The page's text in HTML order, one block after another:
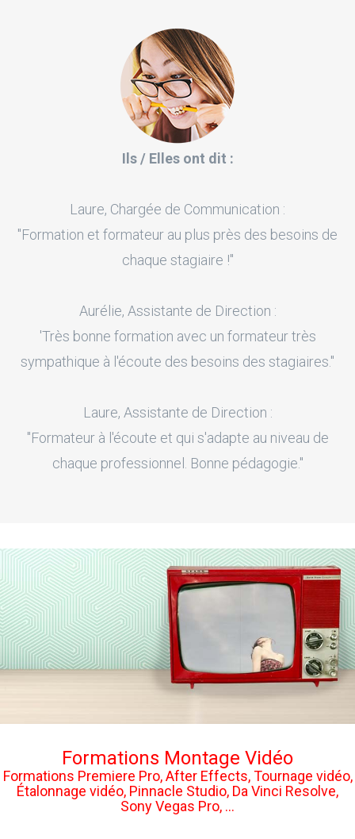
Ils / Elles ont dit :
Laure, Chargée de Communication :
"Formation et formateur au plus près des besoins de
chaque stagiaire !"
Aurélie, Assistante de Direction :
'Très bonne formation avec un formateur très
sympathique à l'écoute des besoins des stagiaires."
Laure, Assistante de Direction :
"Formateur à l'écoute et qui s'adapte au niveau de
chaque professionnel. Bonne pédagogie."
Formations Montage Vidéo
Formations Premiere Pro, After Effects, Tournage vidéo,
Étalonnage vidéo, Pinnacle Studio, Da Vinci Resolve,
Sony Vegas Pro, ...